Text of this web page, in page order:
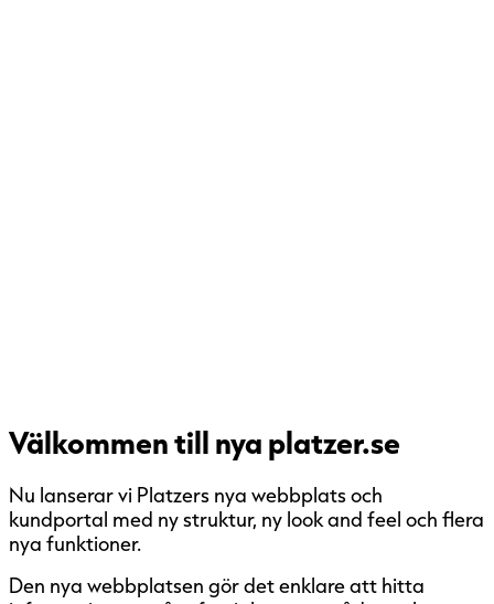
Välkommen till nya platzer.se
Nu lanserar vi Platzers nya webbplats och
kundportal med ny struktur, ny look and feel och flera
nya funktioner.
Den nya webbplatsen gör det enklare att hitta